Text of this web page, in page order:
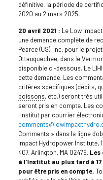
définitive, la période de
2020 au 2 mars 2025.
20 avril 2021 : Le Low
une demande complète de
Pearce (US), Inc. pour le
Ottauquechee, dans le
disponible ci-dessous. Le
cette demande. Les
critères spécifiques (débits,
poissons, etc.) seront très
seront pris en compte. Les
l'Institut par courrier
Comments » dans la ligne
Impact Hydropower Institute,
407, Arlington, MA 02476. Les
à l’Institut au plus tard à 17
pour être pris en compte.